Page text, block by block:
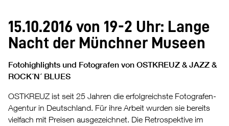
15.10.2016 von 19-2 Uhr: Lange
Nacht der Münchner Museen
Fotohighlights und Fotografen von OSTKREUZ & JAZZ &
ROCK´N´ BLUES
OSTKREUZ ist seit 25 Jahren die erfolgreichste Fotografen-
Agentur in Deutschland. Für ihre Arbeit wurden sie bereits
vielfach mit Preisen ausgezeichnet. Die Retrospektive im